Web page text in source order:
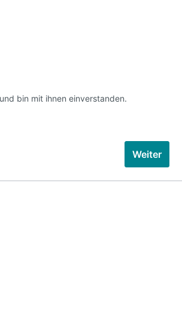
bin mit ihnen einverstanden.
Weiter